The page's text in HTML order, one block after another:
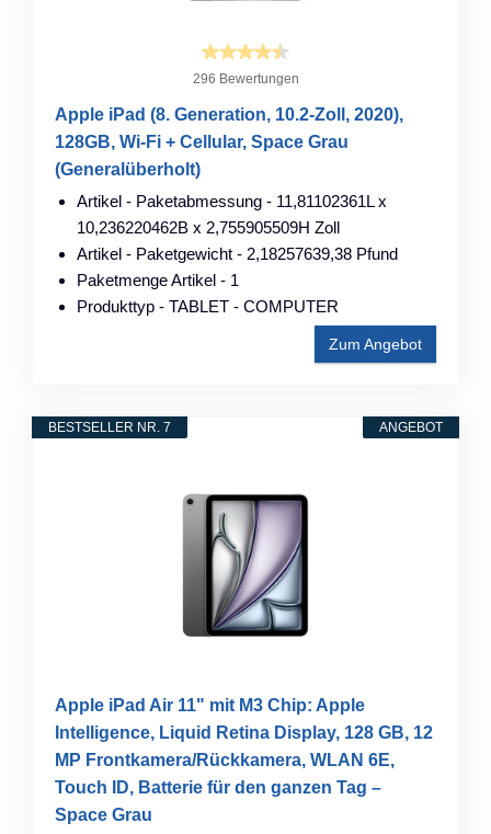
296 Bewertungen
Apple iPad (8. Generation, 10.2-Zoll, 2020),
128GB, Wi-Fi + Cellular, Space Grau
(Generalüberholt)
Artikel - Paketabmessung - 11,81102361L x
10,236220462B x 2,755905509H Zoll
Artikel - Paketgewicht - 2,18257639,38 Pfund
Paketmenge Artikel - 1
Produkttyp - TABLET - COMPUTER
Zum Angebot
ANGEBOT
BESTSELLER NR. 7
Apple iPad Air 11" mit M3 Chip: Apple
Intelligence, Liquid Retina Display, 128 GB, 12
MP Frontkamera/Rückkamera, WLAN 6E,
Touch ID, Batterie für den ganzen Tag –
Space Grau